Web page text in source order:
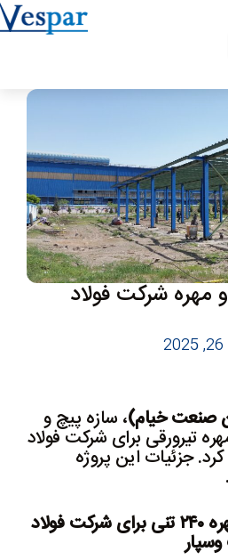
شرکت فولاد
صنعت خیام)، سازه پیچ و
و مهره تیرورقی برای شرکت فولاد
جزئیات این پروژه
ساخت سازه پیچ و مهره ۲۴۰ تنی برای شرکت فولاد